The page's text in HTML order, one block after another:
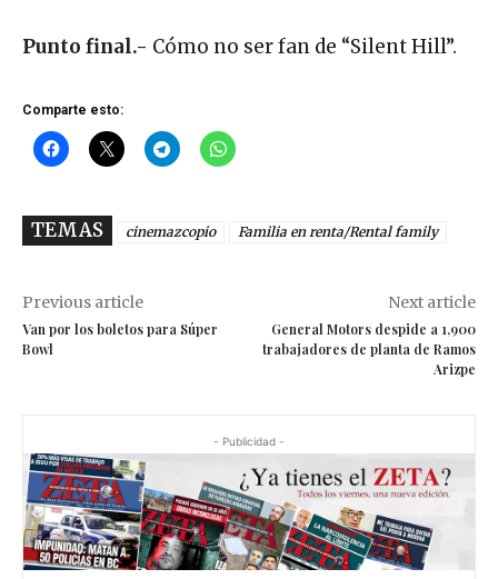
Punto final.- Cómo no ser fan de “Silent Hill”.
Comparte esto:
TEMAS cinemazcopio Familia en renta/Rental family
Previous article
Van por los boletos para Súper
Bowl
Next article
General Motors despide a 1,900
trabajadores de planta de Ramos
Arizpe
- Publicidad -